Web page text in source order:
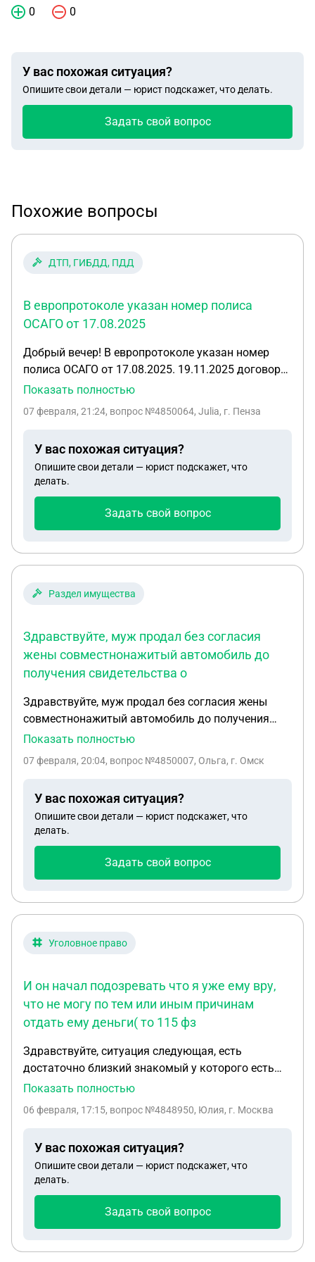
0 0
У вас похожая ситуация?
Опишите свои детали — юрист подскажет, что делать.
Задать свой вопрос
Похожие вопросы
ДТП, ГИБДД, ПДД
В европротоколе указан номер полиса
ОСАГО от 17.08.2025
Добрый вечер! В европротоколе указан номер
полиса ОСАГО от 17.08.2025. 19.11.2025 договор
был изменён в связи со сменой фамилии,
ОСАГО действовало на дату ДТП 04.02.2026.»
17.08.2025, а не номер от 19.11.2025
Показать полностью
07 февраля, 21:24, вопрос №4850064, Julia, г. Пенза
У вас похожая ситуация?
Опишите свои детали — юрист подскажет, что
делать.
Задать свой вопрос
Раздел имущества
Здравствуйте, муж продал без согласия
жены совместнонажитый автомобиль до
получения свидетельства о
Здравствуйте, муж продал без согласия жены
совместнонажитый автомобиль до получения
свидетельства о разводе, сделка прошла через
половину рыночной стоимости), позже продал
цены и без согласия, что можно сделать в этой
ситуации?
Показать полностью
07 февраля, 20:04, вопрос №4850007, Ольга, г. Омск
У вас похожая ситуация?
Опишите свои детали — юрист подскажет, что
делать.
Задать свой вопрос
Уголовное право
И он начал подозревать что я уже ему вру,
что не могу по тем или иным причинам
отдать ему деньги( то 115 фз
Здравствуйте, ситуация следующая, есть
достаточно близкий знакомый у которого есть
свой бизнес, но уже на протяжение долгого
налогов. И получилось так что по не знанию всех
обналичивания, так как я была очень далека от
всего связанного с отмывом и тд, и все его
просьбы сделать новые карты других банков мне
время он пользовался шестью моими
есть ухода от налогов. В общей сумме за все
Показать полностью
06 февраля, 17:15, вопрос №4848950, Юлия, г. Москва
У вас похожая ситуация?
Опишите свои детали — юрист подскажет, что
делать.
Задать свой вопрос